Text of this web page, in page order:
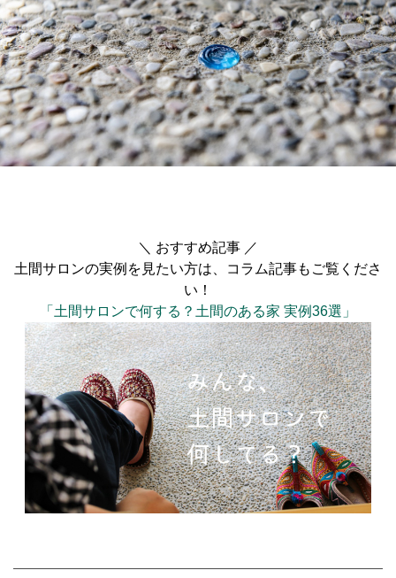
＼ おすすめ記事 ／
土間サロンの実例を見たい方は、コラム記事もご覧くださ
い！
「土間サロンで何する？土間のある家 実例36選」